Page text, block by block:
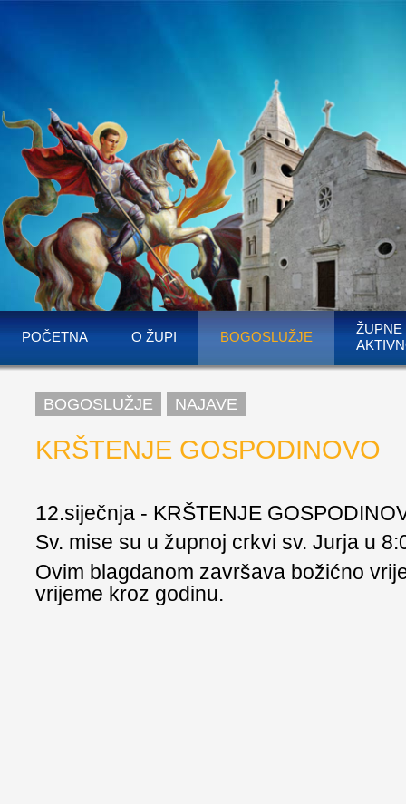
POČETNA O ŽUPI BOGOSLUŽJE
ŽUPNE
BOGOSLUŽJE NAJAVE
KRŠTENJE GOSPODINOVO
12.siječnja - KRŠTENJE
Sv. mise su u župnoj crkvi sv. Jurja u
Ovim blagdanom završava božićno
vrijeme kroz godinu.